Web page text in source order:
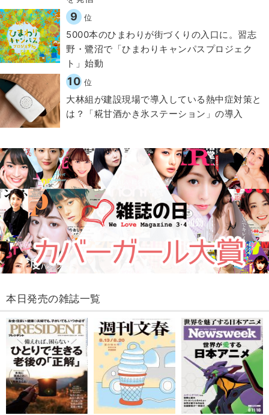
9 位
5000本のひまわりが街づくりの入口に。習志
野・鷺沼で「ひまわりキャンパスプロジェク
ト」始動
10 位
大林組が建設現場で導入している熱中症対策と
は？「糀甘酒かき氷ステーション」の導入
本日発売の雑誌一覧